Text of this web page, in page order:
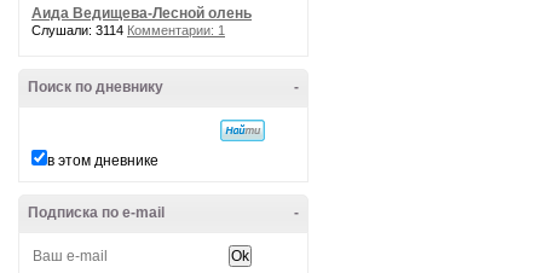
Аида Ведищева-Лесной олень
Слушали: 3114 Комментарии: 1
-
Поиск по дневнику
в этом дневнике
-
Подписка по e-mail